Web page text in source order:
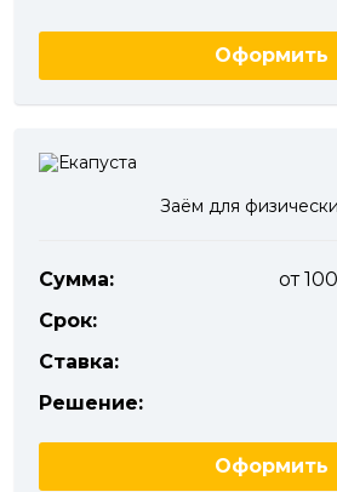
Оформить
Заём для
Сумма:
от
Срок:
Ставка:
Решение:
Оформить